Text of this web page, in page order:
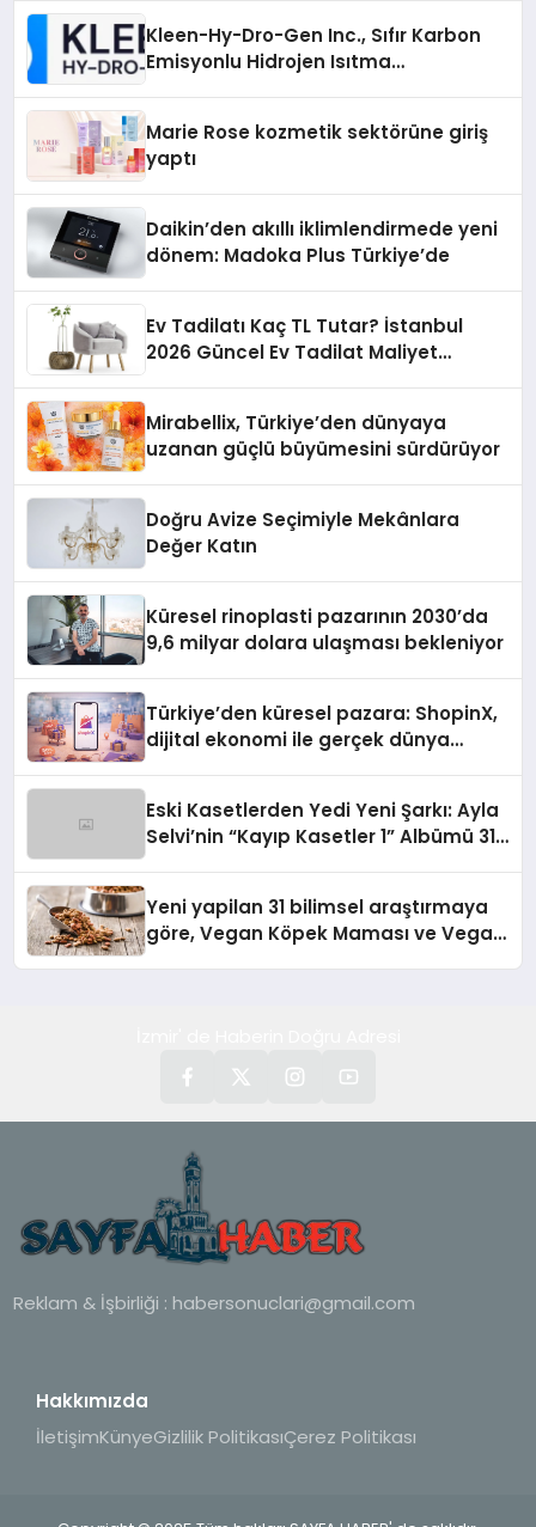
Kleen-Hy-Dro-Gen Inc., Sıfır Karbon
Emisyonlu Hidrojen Isıtma
Marie Rose kozmetik sektörüne giriş
yaptı
Daikin’den akıllı iklimlendirmede yeni
dönem: Madoka Plus Türkiye’de
Ev Tadilatı Kaç TL Tutar? İstanbul
2026 Güncel Ev Tadilat Maliyet
Mirabellix, Türkiye’den dünyaya
uzanan güçlü büyümesini sürdürüyor
Doğru Avize Seçimiyle Mekânlara
Değer Katın
Küresel rinoplasti pazarının 2030’da
9,6 milyar dolara ulaşması bekleniyor
Türkiye’den küresel pazara: ShopinX,
dijital ekonomi ile gerçek dünya
Eski Kasetlerden Yedi Yeni Şarkı: Ayla
Selvi’nin “Kayıp Kasetler 1” Albümü 31
Yeni yapilan 31 bilimsel araştırmaya
göre, Vegan Köpek Maması ve Vegan
Reklam & İşbirliği : habersonuclari@gmail.com
Hakkımızda
İletişimKünyeGizlilik PolitikasıÇerez Politikası